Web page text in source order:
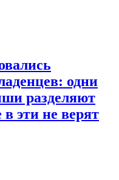
одни
разделяют
в эти не верят